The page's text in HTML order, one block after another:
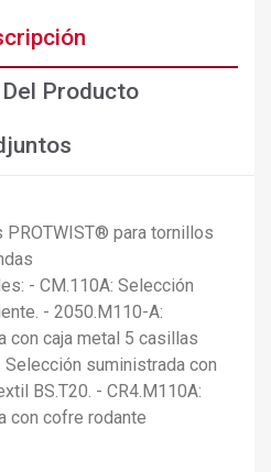
Producto
para tornillos
- CM.110A: Selección
- 2050.M110-A:
con caja metal 5 casillas
Selección suministrada con
BS.T20. - CR4.M110A:
con cofre rodante